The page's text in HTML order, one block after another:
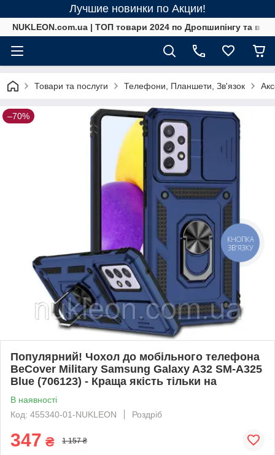
Лучшие новинки по Акции!
NUKLEON.com.ua | ТОП товари 2024 по Дропшипінгу та в
Товари та послуги Телефони, Планшети, Зв'язок
–70%
Популярний! Чохол до мобільного телефона
BeCover Military Samsung Galaxy A32 SM-A325
Blue (706123) - Краща якість тільки на
В наявності
Код: 455340-01-NUKLEON
Роздріб
347 ₴ 1 157 ₴
КНОПКА
ЗВ'ЯЗКУ